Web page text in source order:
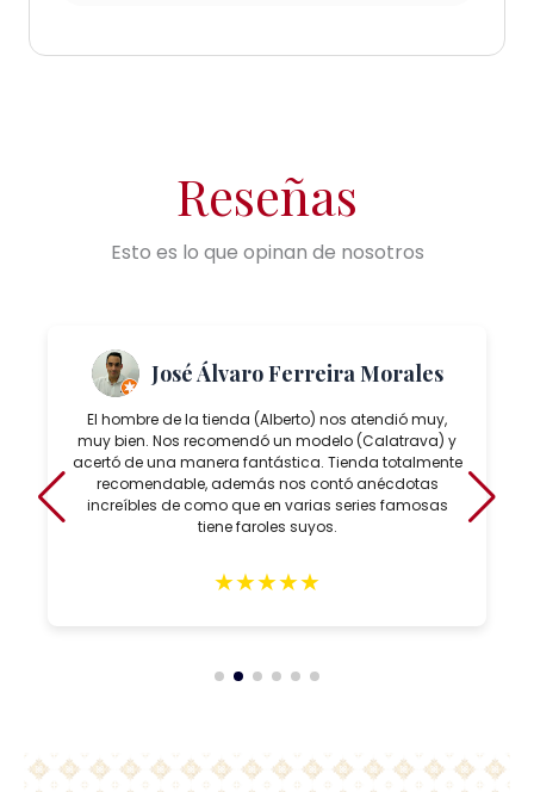
Reseñas
Esto es lo que opinan de nosotros
José Álvaro Ferreira Morales
El hombre de la tienda (Alberto) nos atendió muy,
muy bien. Nos recomendó un modelo (Calatrava) y
acertó de una manera fantástica. Tienda totalmente
recomendable, además nos contó anécdotas
increíbles de como que en varias series famosas
tiene faroles suyos.
★★★★★